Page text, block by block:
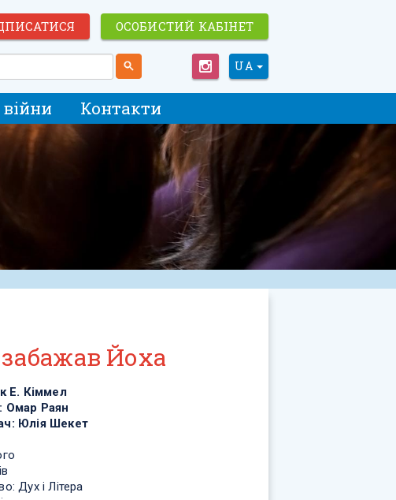
ОСОБИСТИЙ КАБІНЕТ
UA
Контакти
Йоха
Е. Кіммел
Омар Раян
Юлія Шекет
Дух і Літера